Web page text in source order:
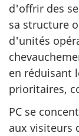
d'offrir des
sa structure
d'unités
en réduisant
prioritaires,
PC se
aux visiteurs